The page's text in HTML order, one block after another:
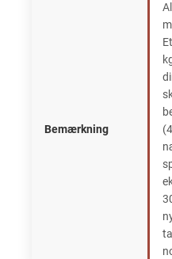
Bemærkning